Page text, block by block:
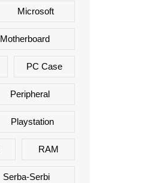
Microsoft
Motherboard
PC Case
Peripheral
Playstation
RAM
Serba-Serbi